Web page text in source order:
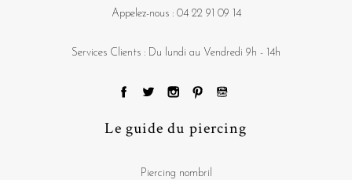
Appelez-nous : 04 22 91 09 14
Services Clients : Du lundi au Vendredi 9h - 14h
Le guide du piercing
Piercing nombril